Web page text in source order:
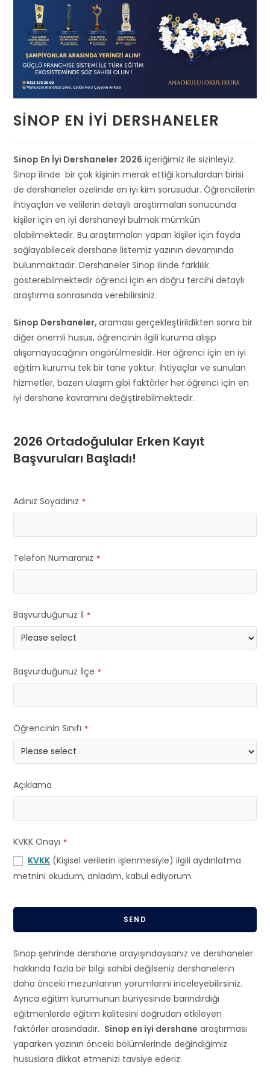
SINOP EN İYI DERSHANELER
Sinop En İyi Dershaneler 2026 içeriğimiz ile sizinleyiz.
Sinop ilinde bir çok kişinin merak ettiği konulardan birisi
de dershaneler özelinde en iyi kim sorusudur. Öğrencilerin
ihtiyaçları ve velilerin detaylı araştırmaları sonucunda
kişiler için en iyi dershaneyi bulmak mümkün
olabilmektedir. Bu araştırmaları yapan kişiler için fayda
sağlayabilecek dershane listemiz yazının devamında
bulunmaktadır. Dershaneler Sinop ilinde farklılık
gösterebilmektedir öğrenci için en doğru tercihi detaylı
araştırma sonrasında verebilirsiniz.
Sinop Dershaneler,araması gerçekleştirildikten sonra bir
diğer önemli husus, öğrencinin ilgili kuruma alışıp
alışamayacağının öngörülmesidir. Her öğrenci için en iyi
eğitim kurumu tek bir tane yoktur. İhtiyaçlar ve sunulan
hizmetler, bazen ulaşım gibi faktörler her öğrenci için en
iyi dershane kavramını değiştirebilmektedir.
2026 Ortadoğulular Erken Kayıt
Başvuruları Başladı!
Adınız Soyadınız *
Telefon Numaranız *
Başvurduğunuz İl *
Başvurduğunuz İlçe *
Öğrencinin Sınıfı *
Açıklama
KVKK Onayı *
KVKK (Kişisel verilerin işlenmesiyle) ilgili aydınlatma
metnini okudum, anladım, kabul ediyorum.
SEND
T
h
i
s
f
i
e
l
Sinop şehrinde dershane arayışındaysanız ve dershaneler
hakkında fazla bir bilgi sahibi değilseniz dershanelerin
daha önceki mezunlarının yorumlarını inceleyebilirsiniz.
Ayrıca eğitim kurumunun bünyesinde barındırdığı
eğitmenlerde eğitim kalitesini doğrudan etkileyen
faktörler arasındadır. Sinop en iyi dershane araştırması
yaparken yazının önceki bölümlerinde değindiğimiz
hususlara dikkat etmenizi tavsiye ederiz.